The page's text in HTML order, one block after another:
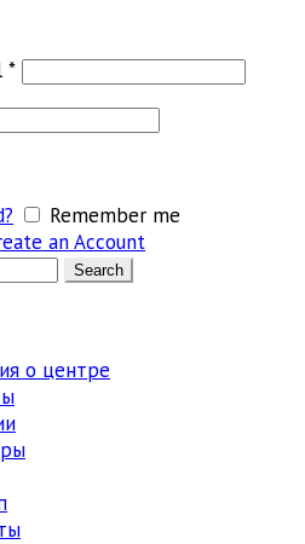
*Обязательно
Remember me
an Account
Search
о центре